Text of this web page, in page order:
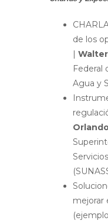
de los
|
Federal
Agua y
mejorar